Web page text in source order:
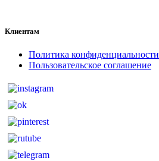
Клиентам
Политика конфиденциальности
Пользовательское соглашение